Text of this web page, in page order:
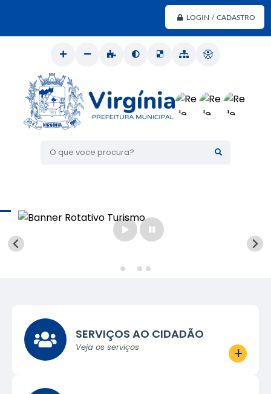
LOGIN / CADASTRO
O que voce procura?
SERVIÇOS AO CIDADÃO
Veja os serviços